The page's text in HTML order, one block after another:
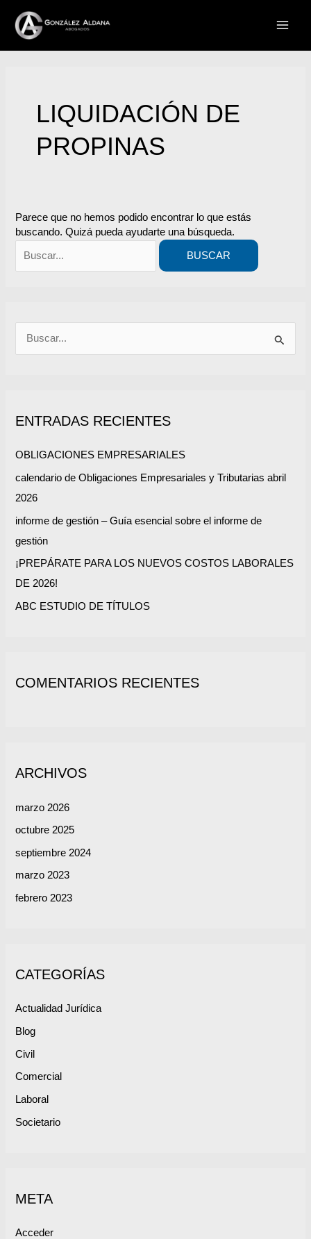
contenido
LIQUIDACIÓN DE
PROPINAS
Parece que no hemos podido encontrar lo que estás
buscando. Quizá pueda ayudarte una búsqueda.
por:
a
o
r
:
ENTRADAS RECIENTES
OBLIGACIONES EMPRESARIALES
calendario de Obligaciones Empresariales y Tributarias abril
2026
informe de gestión – Guía esencial sobre el informe de
gestión
¡PREPÁRATE PARA LOS NUEVOS COSTOS LABORALES
DE 2026!
ABC ESTUDIO DE TÍTULOS
COMENTARIOS RECIENTES
ARCHIVOS
marzo 2026
octubre 2025
septiembre 2024
marzo 2023
febrero 2023
CATEGORÍAS
Actualidad Jurídica
Blog
Civil
Comercial
Laboral
Societario
META
Acceder